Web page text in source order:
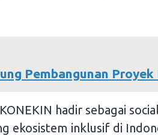
Pembangunan
hadir sebagai
ekosistem inklusif di